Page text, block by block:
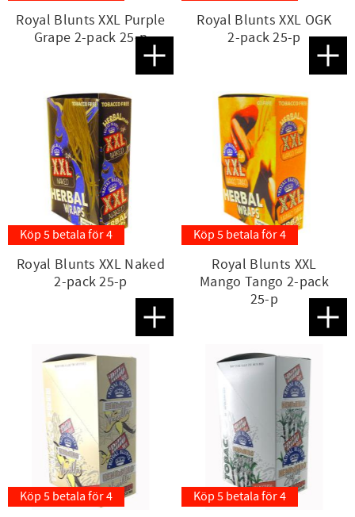
Royal Blunts XXL Purple
Grape 2-pack 25-p
Lägg till i favoriter
Royal Blunts XXL OGK
2-pack 25-p
Köp 5 betala för 4
Royal Blunts XXL Naked
2-pack 25-p
Lägg till i favoriter
Köp 5 betala för 4
Royal Blunts XXL
Mango Tango 2-pack
25-p
Köp 5 betala för 4 Köp 5 betala för 4